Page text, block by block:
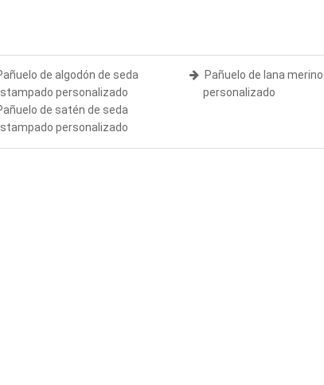
de algodón de seda
personalizado
Pañuelo de lana
personalizado
de satén de seda
personalizado